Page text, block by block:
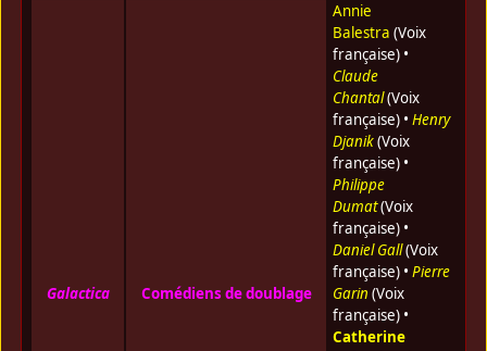
Galactica Comédiens de doublage
Annie
Balestra (Voix
française) •
Claude
Chantal(Voix
française) • Henry
Djanik(Voix
française) •
Philippe
Dumat(Voix
française) •
Daniel Gall(Voix
française) • Pierre
Garin (Voix
française) •
Catherine